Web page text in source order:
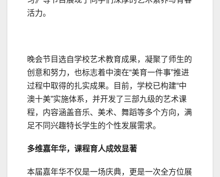
活力。
晚会节目选自学校艺术教育成果，凝聚了师生的
创意和努力，也标志着中澳在“美育一件事”推进
过程中取得的扎实成果。目前，学校已构建“中
澳十美”实施体系，并开发了三部九级的艺术课
程，内容涵盖音乐、美术、舞蹈等多个方向，满
足不同兴趣特长学生的个性发展需求。
多维嘉年华，课程育人成效显著
本届嘉年华不仅是一场庆典，更是一次全方位展